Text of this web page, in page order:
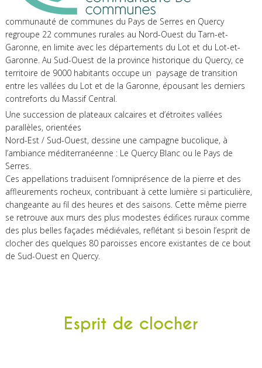
communauté de communes du Pays de Serres en Quercy
regroupe 22 communes rurales au Nord-Ouest du Tarn-et-
Garonne, en limite avec les départements du Lot et du Lot-et-
Garonne. Au Sud-Ouest de la province historique du Quercy, ce
territoire de 9000 habitants occupe un paysage de transition
entre les vallées du Lot et de la Garonne, épousant les derniers
contreforts du Massif Central.
Une succession de plateaux calcaires et d’étroites vallées
parallèles, orientées
Nord-Est / Sud-Ouest, dessine une campagne bucolique, à
l’ambiance méditerranéenne : Le Quercy Blanc ou le Pays de
Serres.
Ces appellations traduisent l’omniprésence de la pierre et des
affleurements rocheux, contribuant à cette lumière si particulière,
changeante au fil des heures et des saisons. Cette même pierre
se retrouve aux murs des plus modestes édifices ruraux comme
des plus belles façades médiévales, reflétant si besoin l’esprit de
clocher des quelques 80 paroisses encore existantes de ce bout
de Sud-Ouest en Quercy.
Esprit de clocher